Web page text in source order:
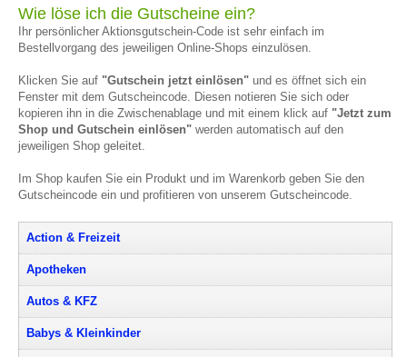
Wie löse ich die Gutscheine ein?
Ihr persönlicher Aktionsgutschein-Code ist sehr einfach im
Bestellvorgang des jeweiligen Online-Shops einzulösen.
Klicken Sie auf "Gutschein jetzt einlösen" und es öffnet sich ein
Fenster mit dem Gutscheincode. Diesen notieren Sie sich oder
kopieren ihn in die Zwischenablage und mit einem klick auf "Jetzt zum
Shop und Gutschein einlösen" werden automatisch auf den
jeweiligen Shop geleitet.
Im Shop kaufen Sie ein Produkt und im Warenkorb geben Sie den
Gutscheincode ein und profitieren von unserem Gutscheincode.
Action & Freizeit
Apotheken
Autos & KFZ
Babys & Kleinkinder